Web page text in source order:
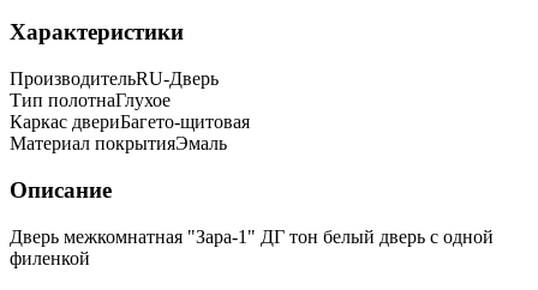
Характеристики
ПроизводительRU-Дверь
Тип полотнаГлухое
Каркас двериБагето-щитовая
Материал покрытияЭмаль
Описание
Дверь межкомнатная "Зара-1" ДГ тон белый дверь с одной
филенкой